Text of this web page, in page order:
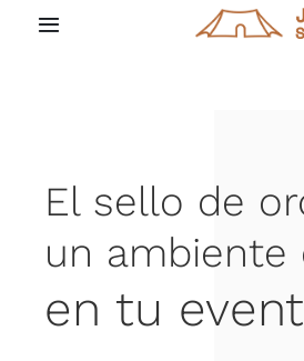
Saltar
Toggle
Sonido e
El sello de
un ambiente
en tu